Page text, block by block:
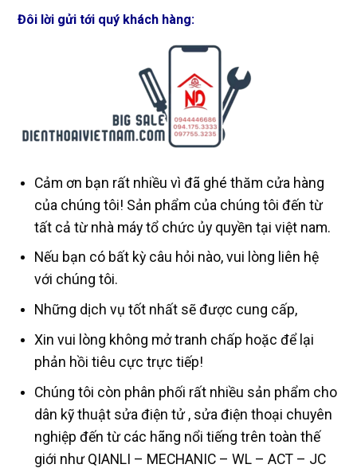
Đôi lời gửi tới quý khách hàng:
Cảm ơn bạn rất nhiều vì đã ghé thăm cửa hàng
của chúng tôi! Sản phẩm của chúng tôi đến từ
tất cả từ nhà máy tổ chức ủy quyền tại việt nam.
Nếu bạn có bất kỳ câu hỏi nào, vui lòng liên hệ
với chúng tôi.
Những dịch vụ tốt nhất sẽ được cung cấp,
Xin vui lòng không mở tranh chấp hoặc để lại
phản hồi tiêu cực trực tiếp!
Chúng tôi còn phân phối rất nhiều sản phẩm cho
dân kỹ thuật sửa điện tử , sửa điện thoại chuyên
nghiệp đến từ các hãng nổi tiếng trên toàn thế
giới như QIANLI – MECHANIC – WL – ACT – JC